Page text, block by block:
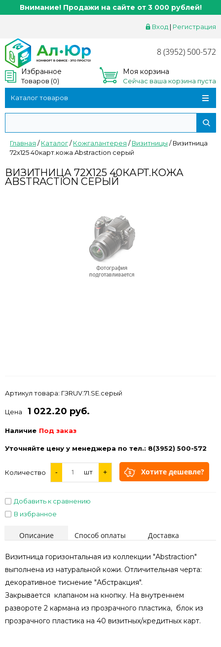
Внимание! Продажи на сайте от 3 000 рублей!
Вход | Регистрация
8 (3952) 500-572
Избранное
Товаров (0)
Моя корзина
Сейчас ваша корзина пуста
Каталог товаров
Главная /Каталог/Кожгалантерея /Визитницы /Визитница
72х125 40карт.кожа Abstraction серый
ВИЗИТНИЦА 72Х125 40КАРТ.КОЖА
ABSTRACTION СЕРЫЙ
Артикул товара: ГЗRUV.71.SE.серый
Цена 1 022.20 руб.
Наличие Под заказ
Уточняйте цену у менеджера по тел.: 8(3952) 500-572
Количество - шт + Хотите дешевле?
Добавить к сравнению
В избранное
Описание Способ оплаты Доставка
Визитница горизонтальная из коллекции "Abstraction"
выполнена из натуральной кожи. Отличительная черта:
декоративное тиснение "Абстракция".
Закрывается клапаном на кнопку. На внутреннем
развороте 2 кармана из прозрачного пластика, блок из
прозрачного пластика на 40 визитных/кредитных карт.